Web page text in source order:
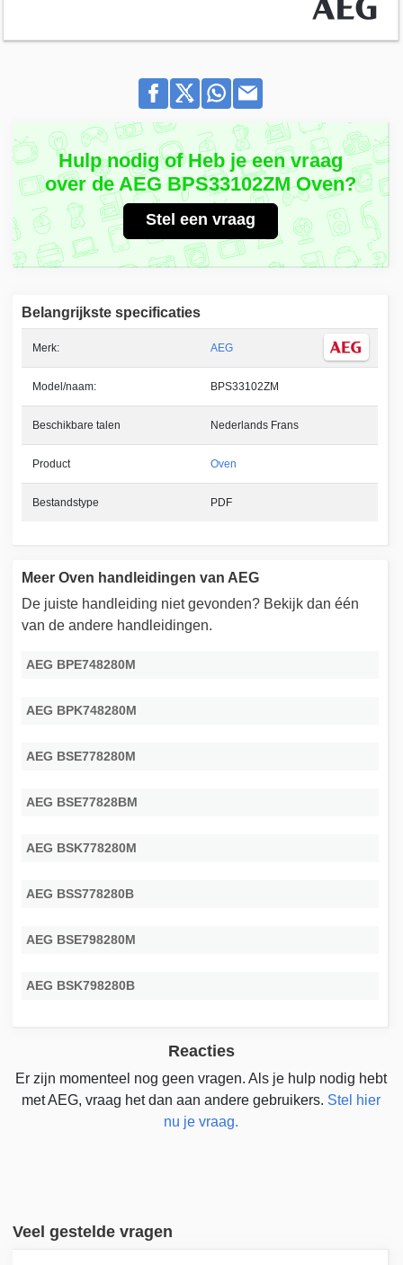
Hulp nodig of Heb je een vraag
over de AEG BPS33102ZM Oven?
Stel een vraag
Belangrijkste specificaties
Merk: AEG
Model/naam: BPS33102ZM
Beschikbare talen Nederlands Frans
Product Oven
Bestandstype PDF
Meer Oven handleidingen van AEG
De juiste handleiding niet gevonden? Bekijk dan één
van de andere handleidingen.
AEG BPE748280M
AEG BPK748280M
AEG BSE778280M
AEG BSE77828BM
AEG BSK778280M
AEG BSS778280B
AEG BSE798280M
AEG BSK798280B
Reacties
Er zijn momenteel nog geen vragen. Als je hulp nodig hebt
met AEG, vraag het dan aan andere gebruikers. Stel hier
nu je vraag.
Veel gestelde vragen